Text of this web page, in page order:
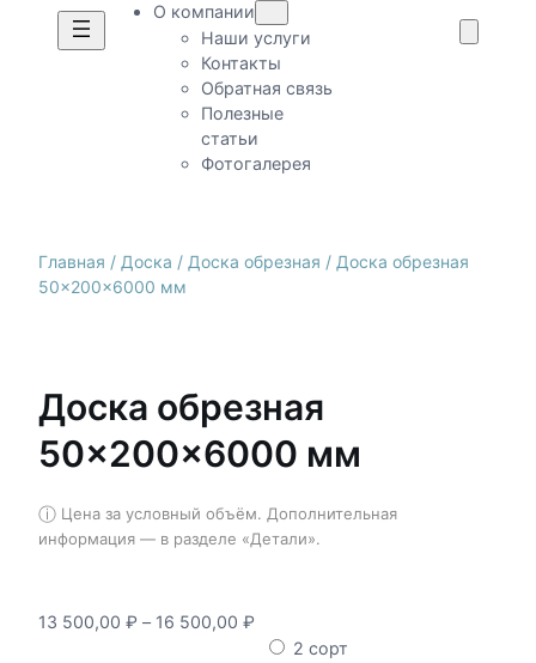
О компании
Наши услуги
Контакты
Обратная связь
Полезные
статьи
Фотогалерея
Главная / Доска / Доска обрезная / Доска обрезная
50×200×6000 мм
Доска обрезная
50×200×6000 мм
ⓘ Цена за условный объём. Дополнительная
информация — в разделе «Детали».
13 500,00 ₽ – 16 500,00 ₽
2 сорт